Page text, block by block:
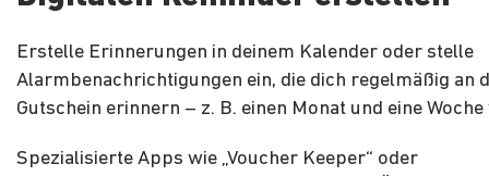
Erstelle Erinnerungen in deinem Kalender oder stelle
Alarmbenachrichtigungen ein, die dich regelmäßig an
Gutschein erinnern – z. B. einen Monat und eine
Spezialisierte Apps wie „Voucher Keeper“ oder